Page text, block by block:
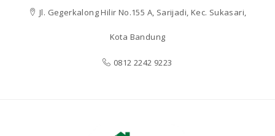
Jl. Gegerkalong Hilir No.155 A, Sarijadi, Kec. Sukasari,
Kota Bandung
0812 2242 9223